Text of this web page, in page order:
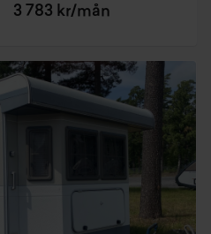
3 783 kr/mån